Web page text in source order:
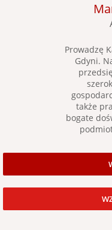
Prowadzę
Gdyni.
także
bogate